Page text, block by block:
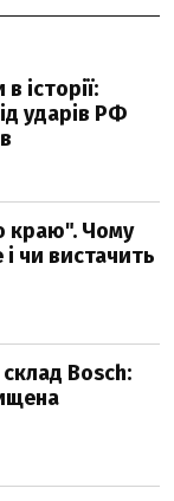
історії:
ударів РФ
краю". Чому
чи вистачить
Bosch: